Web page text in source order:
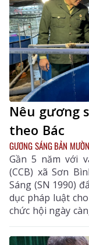
Nêu gương
theo Bác
GƯƠNG SÁNG BẢN
Gần 5 năm với
(CCB) xã Sơn
Sáng (SN 1990)
dục pháp luật
chức hội ngày